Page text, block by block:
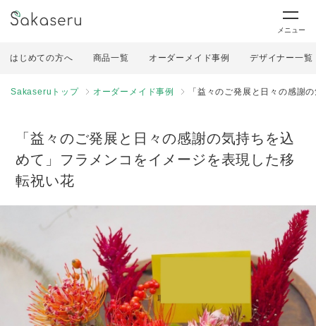
メニュー
はじめての方へ 商品一覧 オーダーメイド事例 デザイナー一覧
Sakaseruトップ オーダーメイド事例 「益々のご発展と日々の感謝
「益々のご発展と日々の感謝の気持ちを込
めて」フラメンコをイメージを表現した移
転祝い花